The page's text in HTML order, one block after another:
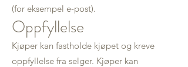
(for eksempel e-post).
Oppfyllelse
Kjøper kan fastholde kjøpet og kreve
oppfyllelse fra selger. Kjøper kan